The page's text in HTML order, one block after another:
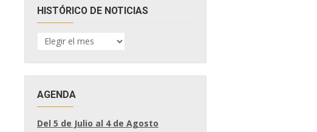
HISTÓRICO DE NOTICIAS
HISTÓRICO
DE
AGENDA
Del 5 de Julio al 4 de Agosto